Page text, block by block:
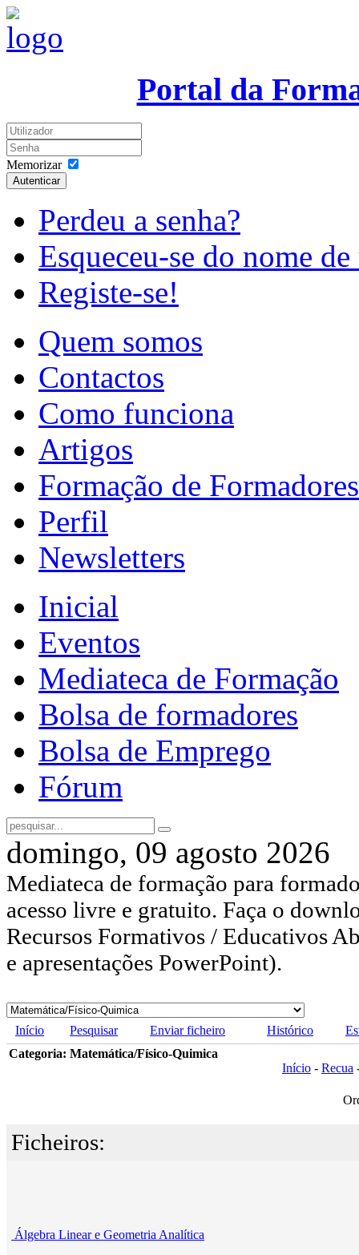
Portal da
Memorizar
Autenticar
Perdeu a senha?
Esqueceu-se do nome
Registe-se!
Quem somos
Contactos
Como funciona
Artigos
Formação de Formadores
Perfil
Newsletters
Inicial
Eventos
Mediateca de Formação
Bolsa de formadores
Bolsa de Emprego
Fórum
domingo, 09 agosto 2026
Mediateca de formação para
acesso livre e gratuito. Faça o
Recursos Formativos / Educativos
e apresentações PowerPoint).
Início Pesquisar Enviar ficheiro Histórico
Categoria: Matemática/Físico-Quimica
Início - Recua
Ficheiros:
Álgebra Linear e Geometria Analítica